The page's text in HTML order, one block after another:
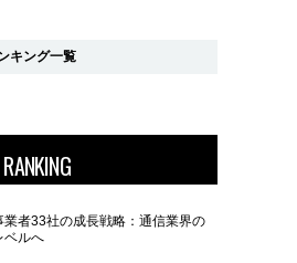
キング一覧
業者33社の成長戦略：通信業界の
ベルへ